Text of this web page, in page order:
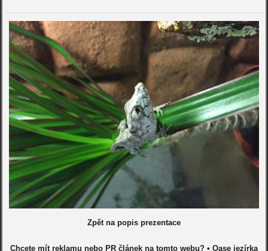
Zpět na popis prezentace
Chcete mít reklamu nebo PR článek na tomto webu?• Oase jezírka